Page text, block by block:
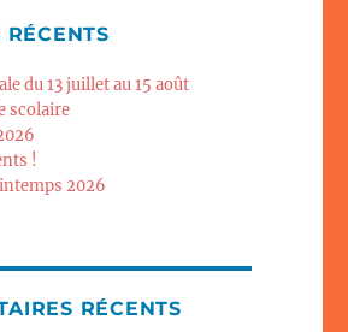
RÉCENTS
du 13 juillet au 15 août
scolaire
!
2026
RÉCENTS